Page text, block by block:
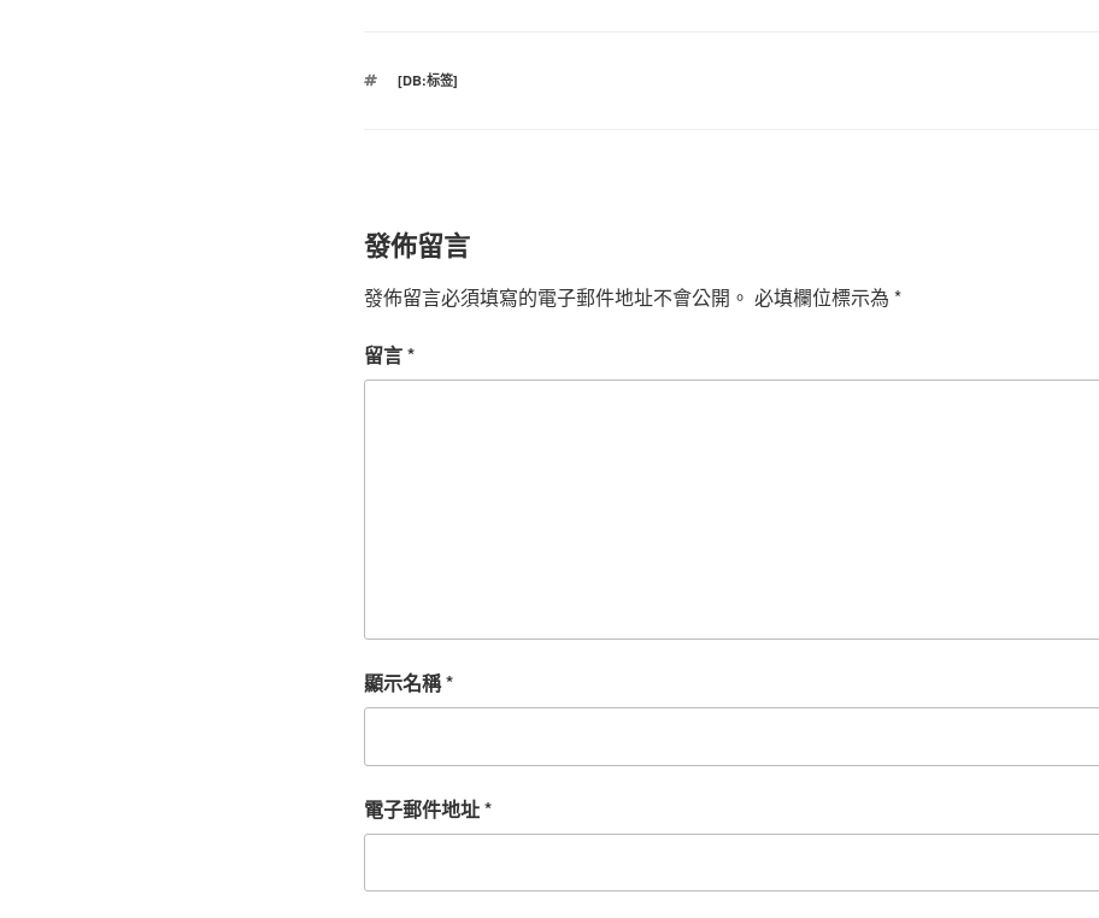
標
[DB:标签]
發佈留言
發佈留言必須填寫的電子郵件地址不會公開。 必填欄位標示為 *
留言*
顯示名稱*
電子郵件地址*